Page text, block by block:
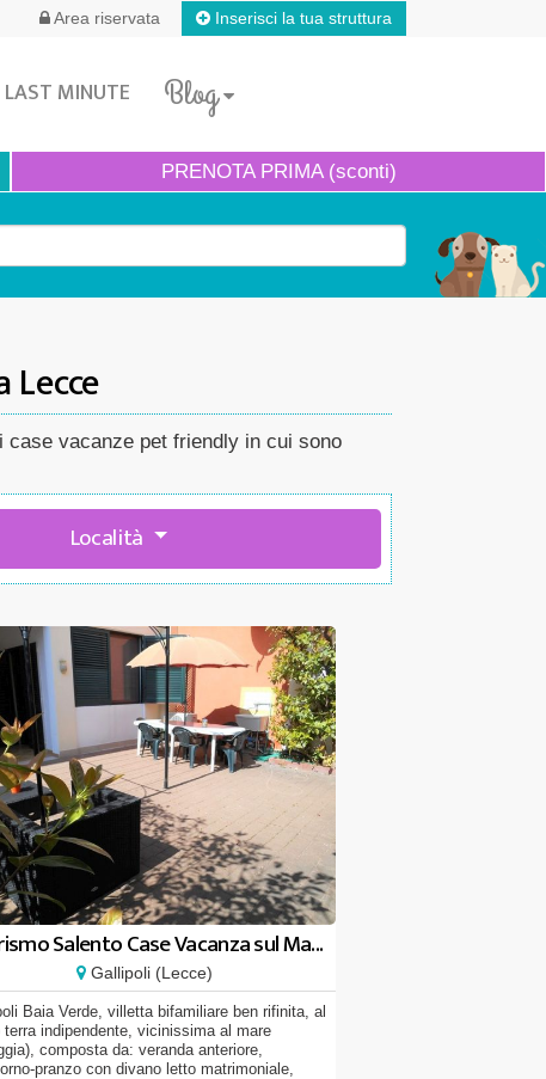
Area riservata Inserisci la tua struttura
LAST MINUTE Blog
PRENOTAPRIMA (sconti)
Lecce
vacanze pet friendly in cui sono
Località
Salento Case Vacanza sul Ma...
Gallipoli (Lecce)
Baia Verde, villetta bifamiliare ben rifinita, al
terra indipendente, vicinissima al mare
composta da: veranda anteriore,
pranzo con divano letto matrimoniale,